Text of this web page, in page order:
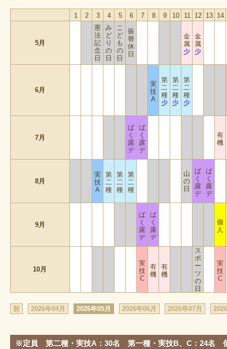
1 2 3 4 5 6 7 8 9 10 11 12 13 14
5月
憲
法
記
念
日
み
ど
り
の
日
こ
ど
も
の
日
振
替
休
日
金
属
少
金
属
少
6月
実
技
A
第
二
種
少
第
二
種
少
第
二
種
少
7月
ば
く
露
デ
ば
く
露
デ
有
機
8月
実
技
A
第
二
種
第
二
種
第
二
種
山
の
日
ば
く
露
デ
ば
く
露
デ
9月
ば
く
露
デ
ば
く
露
デ
個
人
10月
実
技
C
有
機
有
機
ス
ポ
ー
ツ
の
日
実
技
C
前 2026年04月 2026年05月 2026年06月 2026年07月
※定員 第二種・実技A：30名 第一種・実技B、C：24名